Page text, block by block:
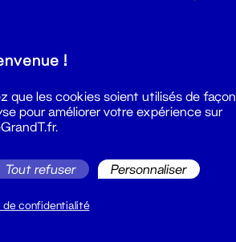
!
que les cookies soient utilisés de façon
pour améliorer votre expérience sur
Tout refuser Personnaliser
de confidentialité